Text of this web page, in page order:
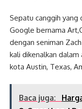
Sepatu canggih yang
Google bernama
dengan seniman
kali dikenalkan dalam
kota Austin, Texas,
Baca juga: